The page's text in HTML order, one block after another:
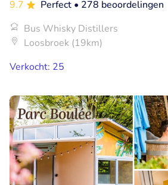
9.7 Perfect • 278 beoordelingen
Bus Whisky Distillers
Loosbroek (19km)
Verkocht: 25